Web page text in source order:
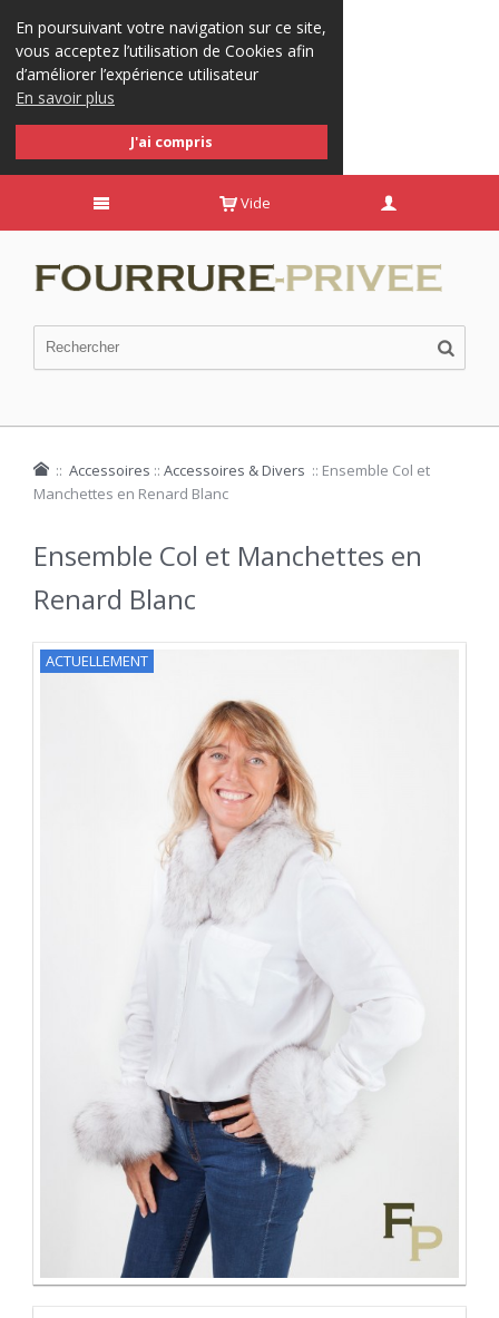
En poursuivant votre navigation sur ce site,
vous acceptez l’utilisation de Cookies afin
d’améliorer l’expérience utilisateur
En savoir plus
J'ai compris
Vide
:: Accessoires :: Accessoires & Divers :: Ensemble Col et
Manchettes en Renard Blanc
Ensemble Col et Manchettes en
Renard Blanc
ACTUELLEMENT